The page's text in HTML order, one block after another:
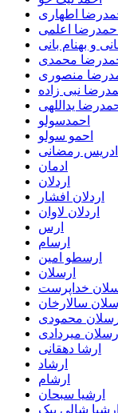
اطهاری
احمدرضا اعلمی
و بهنام بانی
محمدی
منصوری
نبی زاده
یداللهی
احمدسولو
احمو سولو
ادریس رمضانی
ادمان
اردلان
اردلان افشار
اردلان لاوان
ارس
ارسام
ارسطو امین
ارسلان
خداپرست
سالارخان
محمودی
ارسلان میردادی
ارشا دهقانی
ارشاد
ارشام
ارشیا سبحان
ارشیا شالی بیک